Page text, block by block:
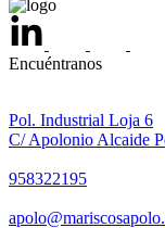
Encuéntranos
Pol. Industrial Loja 6
C/ Apolonio Alcaide
958322195